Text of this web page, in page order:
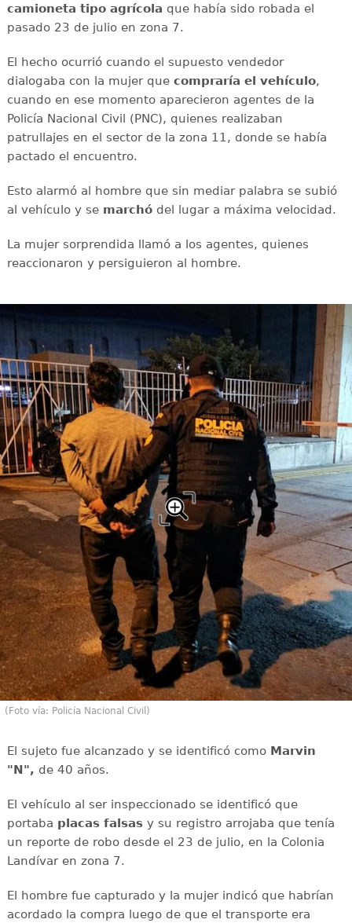
camioneta tipo agrícola que había sido robada el
pasado 23 de julio en zona 7.
El hecho ocurrió cuando el supuesto vendedor
dialogaba con la mujer quecompraría el vehículo,
cuando en ese momento aparecieron agentes de la
Policía Nacional Civil (PNC), quienes realizaban
patrullajes en el sector de la zona 11, donde se había
pactado el encuentro.
Esto alarmó al hombre que sin mediar palabra se subió
al vehículo y se marchódel lugar a máxima velocidad.
La mujer sorprendida llamó a los agentes, quienes
reaccionaron y persiguieron al hombre.
(Foto vía: Policía Nacional Civil)
El sujeto fue alcanzado y se identificó como Marvin
"N", de 40 años.
El vehículo al ser inspeccionado se identificó que
portaba placas falsasy su registro arrojaba que tenía
un reporte de robo desde el 23 de julio, en la Colonia
Landívar en zona 7.
El hombre fue capturado y la mujer indicó que habrían
acordado la compra luego de que el transporte era